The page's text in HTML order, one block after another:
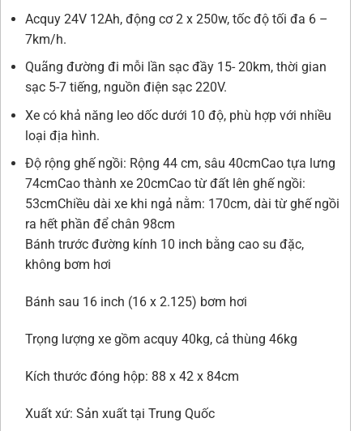
Acquy 24V 12Ah, động cơ 2 x 250w, tốc độ tối đa 6 –
7km/h.
Quãng đường đi mỗi lần sạc đầy 15- 20km, thời gian
sạc 5-7 tiếng, nguồn điện sạc 220V.
Xe có khả năng leo dốc dưới 10 độ, phù hợp với nhiều
loại địa hình.
Độ rộng ghế ngồi: Rộng 44 cm, sâu 40cmCao tựa lưng
74cmCao thành xe 20cmCao từ đất lên ghế ngồi:
53cmChiều dài xe khi ngả nằm: 170cm, dài từ ghế ngồi
ra hết phần để chân 98cm
Bánh trước đường kính 10 inch bằng cao su đặc,
không bơm hơi
Bánh sau 16 inch (16 x 2.125) bơm hơi
Trọng lượng xe gồm acquy 40kg, cả thùng 46kg
Kích thước đóng hộp: 88 x 42 x 84cm
Xuất xứ: Sản xuất tại Trung Quốc